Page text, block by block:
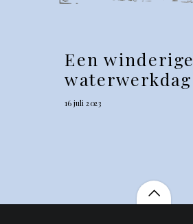
Een winderige
waterwerkdag
16 juli 2023